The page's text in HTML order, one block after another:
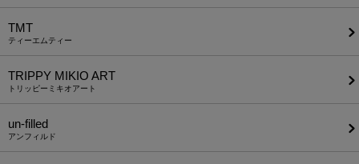
TMT
ティーエムティー
TRIPPY MIKIO ART
トリッピーミキオアート
un-filled
アンフィルド